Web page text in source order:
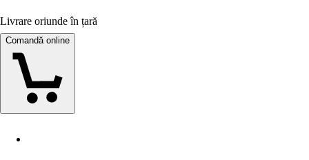
Livrare oriunde în țară
Comandă online